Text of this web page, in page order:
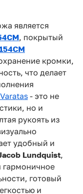
является
, покрытый
кромки,
что делает
- это не
но и
рукоять из
удобный и
Lundquist,
гармоничное
готовый
и